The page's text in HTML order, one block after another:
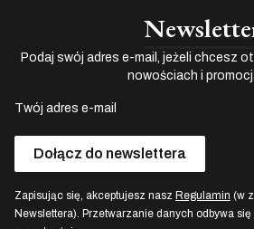
Podaj swój adres e-mail, jeżeli chcesz
nowościach i
Twój adres e-mail
Dołącz do newslettera
Zapisując się, akceptujesz nasz Regulamin (w
Newslettera). Przetwarzanie danych odbywa